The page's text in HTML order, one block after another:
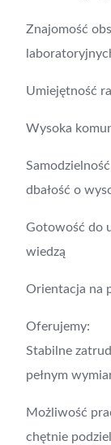
Znajomość
Umiejętność
Wysoka
dbałość o
Gotowość do
wiedzą
Orientacja na
Oferujemy:
Stabilne
pełnym
Możliwość
chętnie